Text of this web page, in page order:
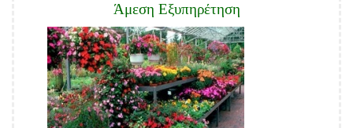
Άμεση Εξυπηρέτηση